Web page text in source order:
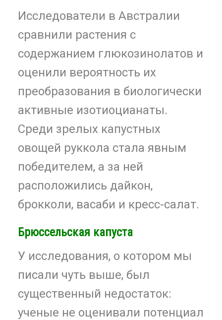
Исследователи в Австралии
сравнили растения с
содержанием глюкозинолатов и
оценили вероятность их
преобразования в биологически
активные изотиоцианаты.
Среди зрелых капустных
овощей руккола стала явным
победителем, а за ней
расположились дайкон,
брокколи, васаби и кресс-салат.
Брюссельская капуста
У исследования, о котором мы
писали чуть выше, был
существенный недостаток:
ученые не оценивали потенциал